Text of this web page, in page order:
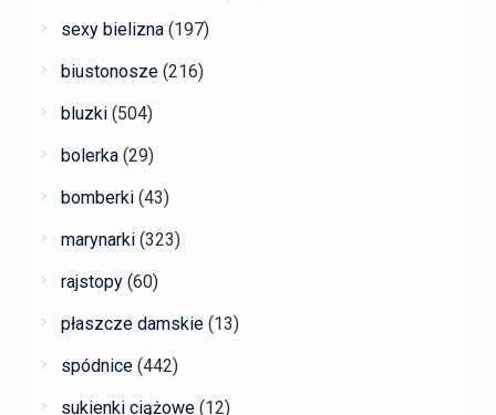
sexy bielizna (197)
biustonosze (216)
bluzki (504)
bolerka (29)
bomberki (43)
marynarki (323)
rajstopy (60)
płaszcze damskie (13)
spódnice (442)
sukienki ciążowe (12)